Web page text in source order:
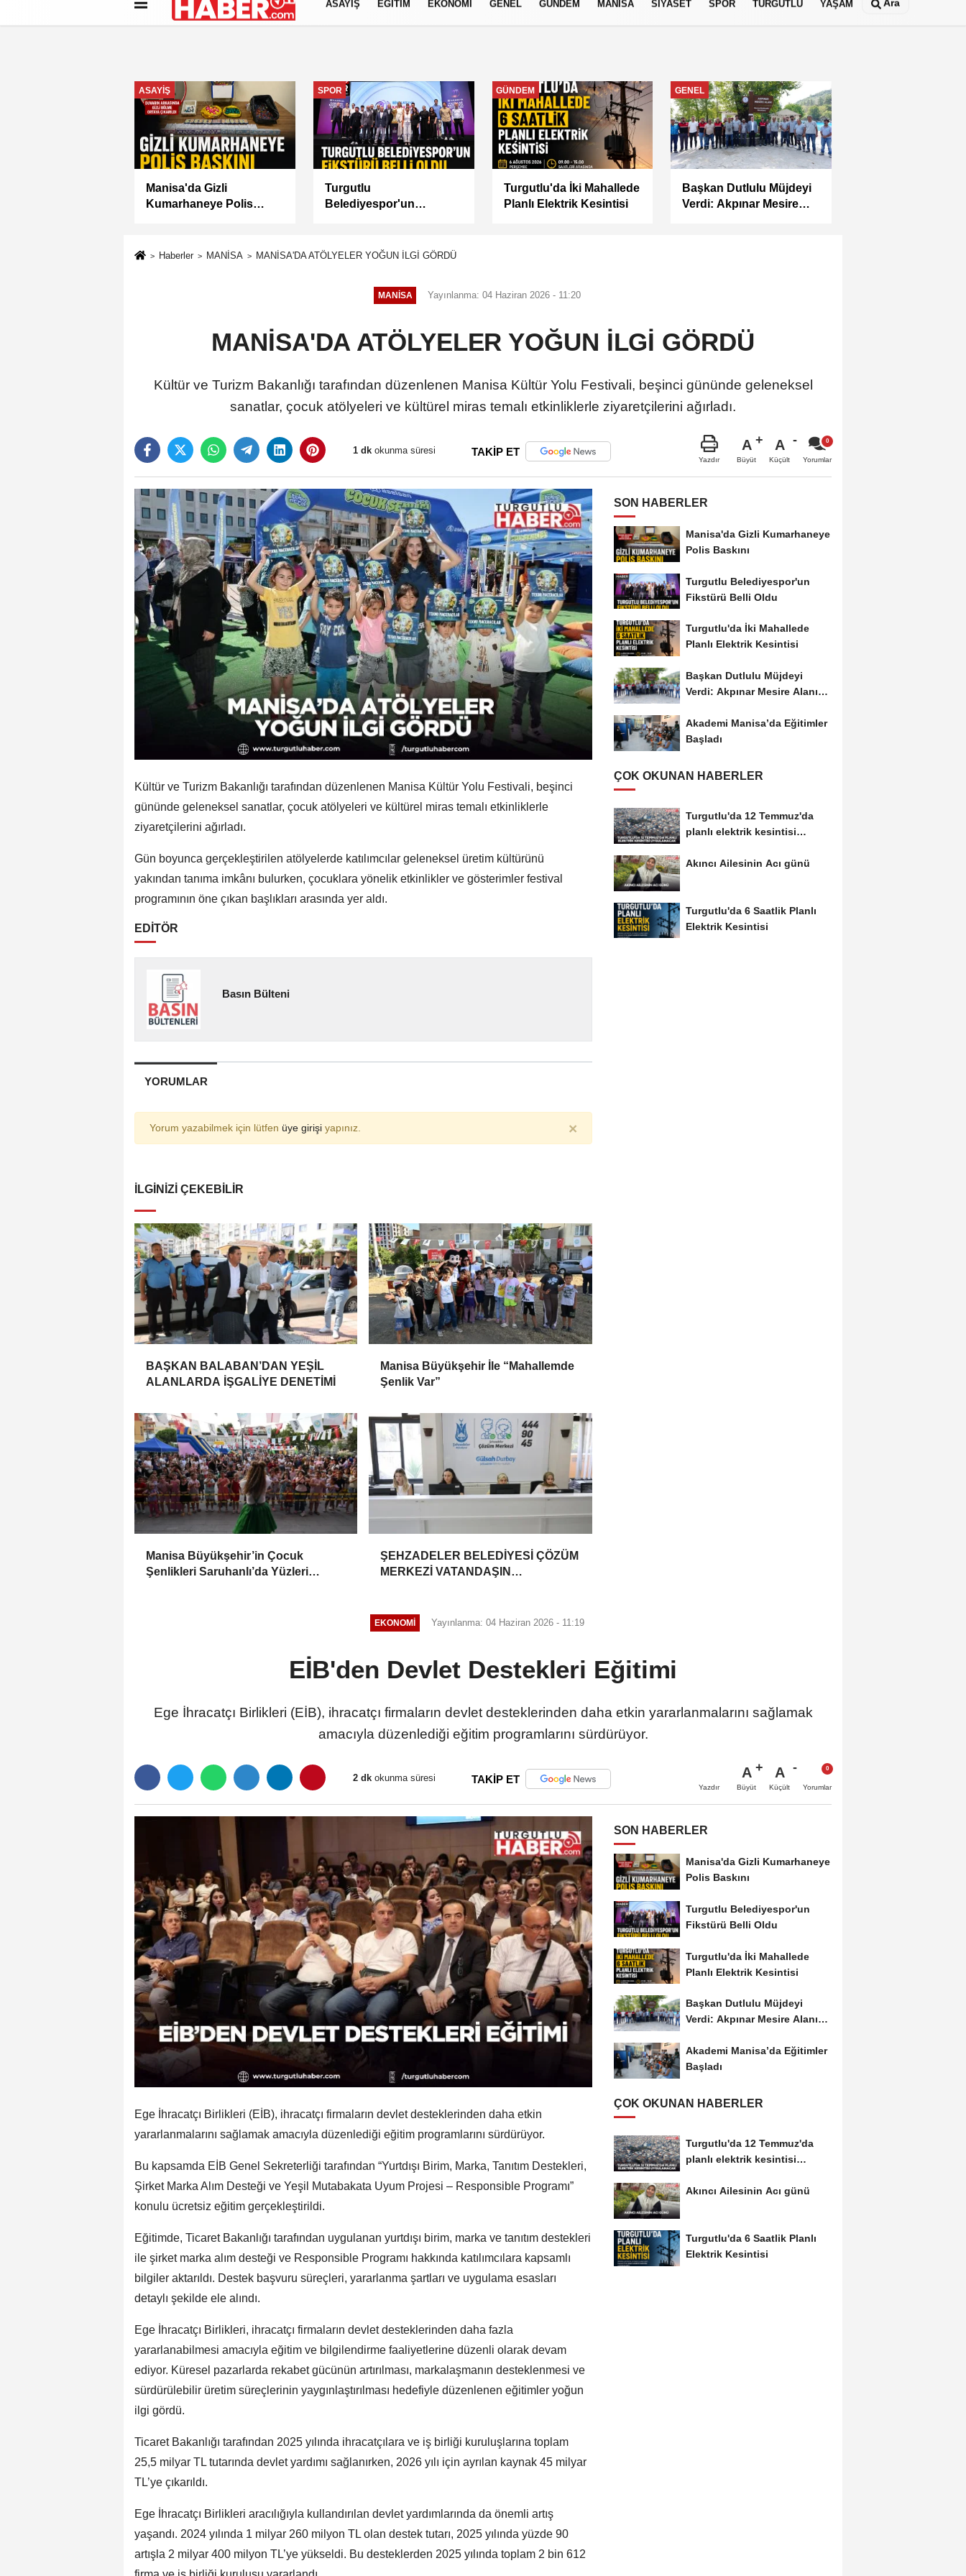
İletişim Çerez Politikası Gizlilik İlkeleri
ASAYİŞ EĞİTİM EKONOMİ GENEL GÜNDEM MANİSA SİYASET SPOR TURGUTLU YAŞAM Ara
ASAYİŞ
Manisa'da Gizli
Kumarhaneye Polis
SPOR
Turgutlu
Belediyespor'un
GÜNDEM
Turgutlu'da İki Mahallede
Planlı Elektrik Kesintisi
GENEL
Başkan Dutlulu Müjdeyi
Verdi: Akpınar Mesire
Haberler MANİSA MANİSA'DA ATÖLYELER YOĞUN İLGİ GÖRDÜ
MANİSA Yayınlanma: 04 Haziran 2026 - 11:20
MANİSA'DA ATÖLYELER YOĞUN İLGİ GÖRDÜ
Kültür ve Turizm Bakanlığı tarafından düzenlenen Manisa Kültür Yolu Festivali, beşinci gününde geleneksel
sanatlar, çocuk atölyeleri ve kültürel miras temalı etkinliklerle ziyaretçilerini ağırladı.
1 dk okunma süresi TAKİP ET
Yazdır
A
Büyüt
A
Küçült Yorumlar
Kültür ve Turizm Bakanlığı tarafından düzenlenen Manisa Kültür Yolu Festivali, beşinci
gününde geleneksel sanatlar, çocuk atölyeleri ve kültürel miras temalı etkinliklerle
ziyaretçilerini ağırladı.
Gün boyunca gerçekleştirilen atölyelerde katılımcılar geleneksel üretim kültürünü
yakından tanıma imkânı bulurken, çocuklara yönelik etkinlikler ve gösterimler festival
programının öne çıkan başlıkları arasında yer aldı.
EDİTÖR
Basın Bülteni
YORUMLAR
Yorum yazabilmek için lütfen üye girişi yapınız. ×
İLGINIZI ÇEKEBILIR
BAŞKAN BALABAN’DAN YEŞİL
ALANLARDA İŞGALİYE DENETİMİ
Manisa Büyükşehir İle “Mahallemde
Şenlik Var”
Manisa Büyükşehir’in Çocuk
Şenlikleri Saruhanlı’da Yüzleri
ŞEHZADELER BELEDİYESİ ÇÖZÜM
MERKEZİ VATANDAŞIN
SON HABERLER
Manisa'da Gizli Kumarhaneye
Polis Baskını
Turgutlu Belediyespor'un
Fikstürü Belli Oldu
Turgutlu'da İki Mahallede
Planlı Elektrik Kesintisi
Başkan Dutlulu Müjdeyi
Verdi: Akpınar Mesire Alanı
Akademi Manisa’da Eğitimler
Başladı
ÇOK OKUNAN HABERLER
Turgutlu'da 12 Temmuz'da
planlı elektrik kesintisi
Akıncı Ailesinin Acı günü
Turgutlu'da 6 Saatlik Planlı
Elektrik Kesintisi
EKONOMİ Yayınlanma: 04 Haziran 2026 - 11:19
EİB'den Devlet Destekleri Eğitimi
Ege İhracatçı Birlikleri (EİB), ihracatçı firmaların devlet desteklerinden daha etkin yararlanmalarını sağlamak
amacıyla düzenlediği eğitim programlarını sürdürüyor.
2 dk okunma süresi TAKİP ET
Yazdır
A
Büyüt
A
Küçült Yorumlar
Ege İhracatçı Birlikleri (EİB), ihracatçı firmaların devlet desteklerinden daha etkin
yararlanmalarını sağlamak amacıyla düzenlediği eğitim programlarını sürdürüyor.
Bu kapsamda EİB Genel Sekreterliği tarafından “Yurtdışı Birim, Marka, Tanıtım Destekleri,
Şirket Marka Alım Desteği ve Yeşil Mutabakata Uyum Projesi – Responsible Programı”
konulu ücretsiz eğitim gerçekleştirildi.
Eğitimde, Ticaret Bakanlığı tarafından uygulanan yurtdışı birim, marka ve tanıtım destekleri
ile şirket marka alım desteği ve Responsible Programı hakkında katılımcılara kapsamlı
bilgiler aktarıldı. Destek başvuru süreçleri, yararlanma şartları ve uygulama esasları
detaylı şekilde ele alındı.
Ege İhracatçı Birlikleri, ihracatçı firmaların devlet desteklerinden daha fazla
yararlanabilmesi amacıyla eğitim ve bilgilendirme faaliyetlerine düzenli olarak devam
ediyor. Küresel pazarlarda rekabet gücünün artırılması, markalaşmanın desteklenmesi ve
sürdürülebilir üretim süreçlerinin yaygınlaştırılması hedefiyle düzenlenen eğitimler yoğun
ilgi gördü.
Ticaret Bakanlığı tarafından 2025 yılında ihracatçılara ve iş birliği kuruluşlarına toplam
25,5 milyar TL tutarında devlet yardımı sağlanırken, 2026 yılı için ayrılan kaynak 45 milyar
TL’ye çıkarıldı.
Ege İhracatçı Birlikleri aracılığıyla kullandırılan devlet yardımlarında da önemli artış
yaşandı. 2024 yılında 1 milyar 260 milyon TL olan destek tutarı, 2025 yılında yüzde 90
artışla 2 milyar 400 milyon TL’ye yükseldi. Bu desteklerden 2025 yılında toplam 2 bin 612
SON HABERLER
Manisa'da Gizli Kumarhaneye
Polis Baskını
Turgutlu Belediyespor'un
Fikstürü Belli Oldu
Turgutlu'da İki Mahallede
Planlı Elektrik Kesintisi
Başkan Dutlulu Müjdeyi
Verdi: Akpınar Mesire Alanı
Akademi Manisa’da Eğitimler
Başladı
ÇOK OKUNAN HABERLER
Turgutlu'da 12 Temmuz'da
planlı elektrik kesintisi
Akıncı Ailesinin Acı günü
Turgutlu'da 6 Saatlik Planlı
Elektrik Kesintisi